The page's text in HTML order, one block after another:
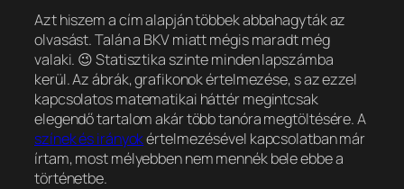
Azt hiszem a cím alapján többek abbahagyták az
olvasást. Talán a BKV miatt mégis maradt még
valaki. 😉 Statisztika szinte minden lapszámba
kerül. Az ábrák, grafikonok értelmezése, s az ezzel
kapcsolatos matematikai háttér megintcsak
elegendő tartalom akár több tanóra megtöltésére. A
színek és irányokértelmezésével kapcsolatban már
írtam, most mélyebben nem mennék bele ebbe a
történetbe.